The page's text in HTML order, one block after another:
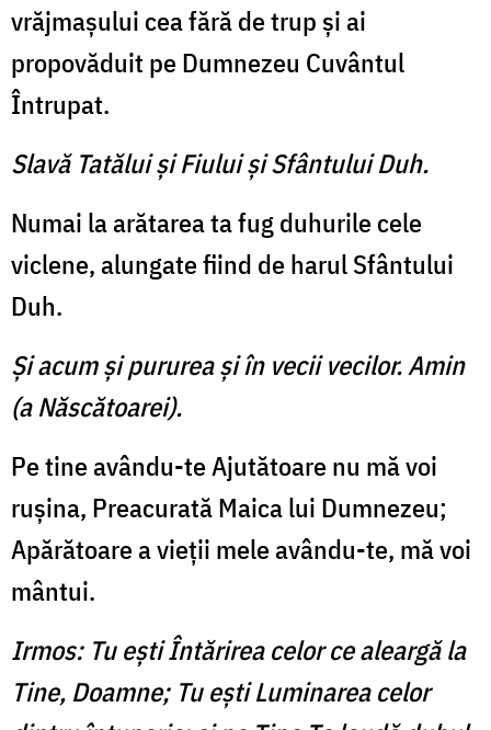
vrăjmaşului cea fără de trup şi ai
propovăduit pe Dumnezeu Cuvântul
Întrupat.
Slavă Tatălui şi Fiului şi Sfântului Duh.
Numai la arătarea ta fug duhurile cele
viclene, alungate fiind de harul Sfântului
Duh.
Şi acum şi pururea şi în vecii vecilor. Amin
(a Născătoarei).
Pe tine avându-te Ajutătoare nu mă voi
ruşina, Preacurată Maica lui Dumnezeu;
Apărătoare a vieţii mele avându-te, mă voi
mântui.
Irmos: Tu eşti Întărirea celor ce aleargă la
Tine, Doamne; Tu eşti Luminarea celor